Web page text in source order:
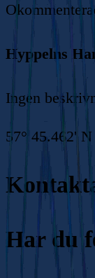
Hyppelns
Ingen
57° 45.462'
Har du